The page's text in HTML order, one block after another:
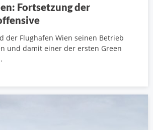
Fortsetzung der
der Flughafen Wien seinen Betrieb
und damit einer der ersten Green